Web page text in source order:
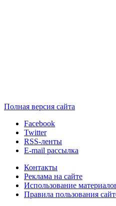
Полная версия сайта
Facebook
Twitter
RSS-ленты
E-mail рассылка
Контакты
Реклама на сайте
Использование
Правила пользования